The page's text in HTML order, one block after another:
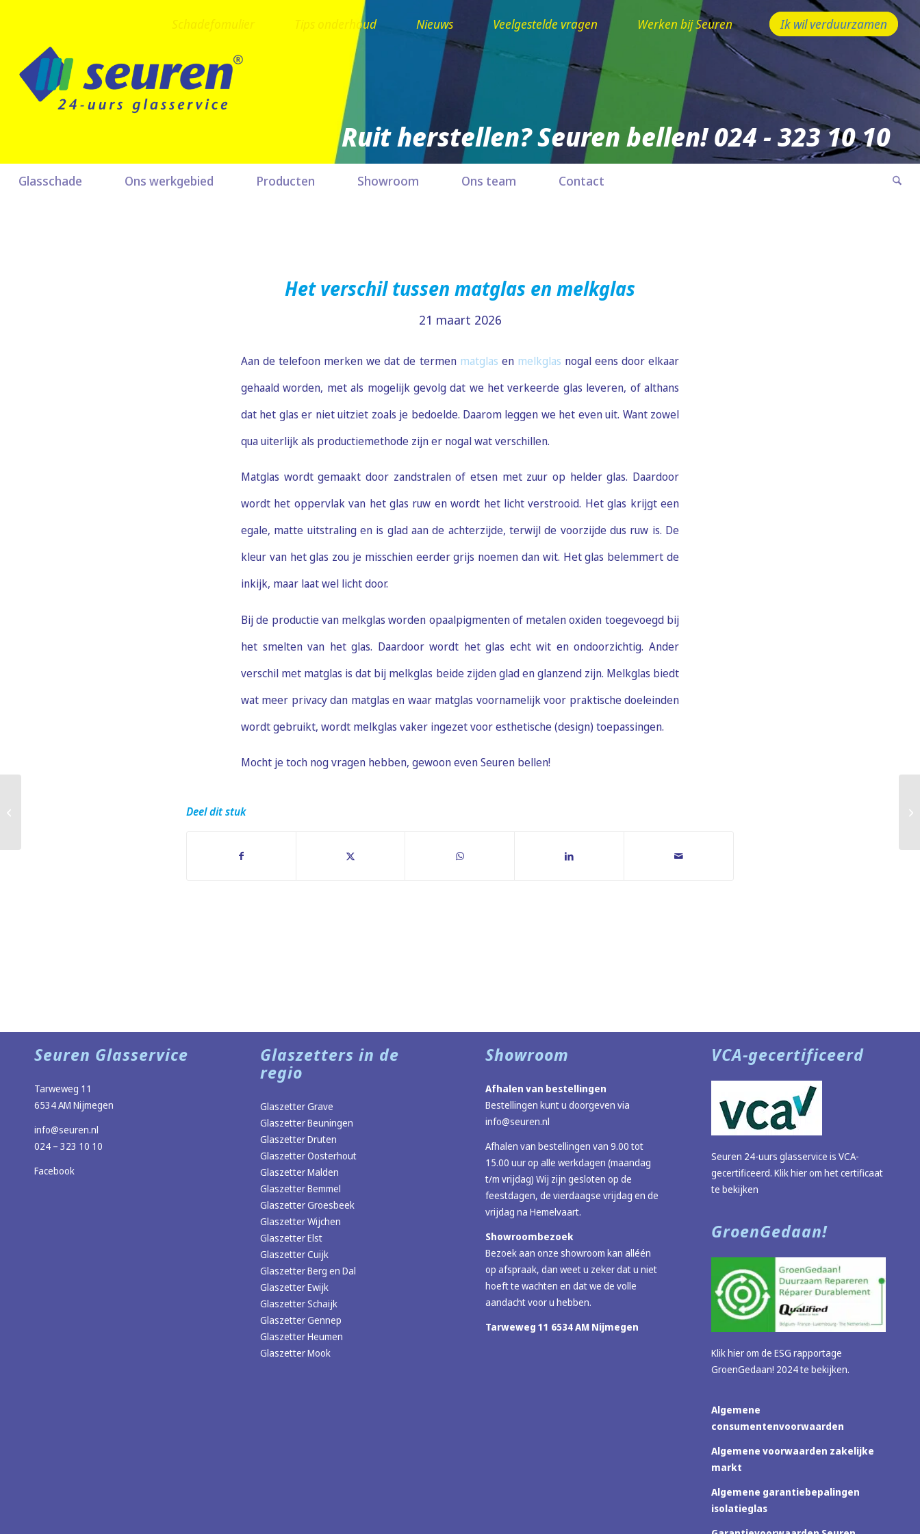
Schadefomulier Tips onderhoud Nieuws Veelgestelde vragen Werken bij Seuren Ik wil verduurzamen
Ruit herstellen? Seuren bellen! 024 - 323 10 10
Glasschade Ons werkgebied Producten Showroom Ons team Contact
Het verschil tussen matglas en melkglas
21 maart 2026
Aan de telefoon merken we dat de termen matglas en melkglas nogal eens door elkaar
gehaald worden, met als mogelijk gevolg dat we het verkeerde glas leveren, of althans
dat het glas er niet uitziet zoals je bedoelde. Daarom leggen we het even uit. Want zowel
qua uiterlijk als productiemethode zijn er nogal wat verschillen.
Matglas wordt gemaakt door zandstralen of etsen met zuur op helder glas. Daardoor
wordt het oppervlak van het glas ruw en wordt het licht verstrooid. Het glas krijgt een
egale, matte uitstraling en is glad aan de achterzijde, terwijl de voorzijde dus ruw is. De
kleur van het glas zou je misschien eerder grijs noemen dan wit. Het glas belemmert de
inkijk, maar laat wel licht door.
Bij de productie van melkglas worden opaalpigmenten of metalen oxiden toegevoegd bij
het smelten van het glas. Daardoor wordt het glas echt wit en ondoorzichtig. Ander
verschil met matglas is dat bij melkglas beide zijden glad en glanzend zijn. Melkglas biedt
wat meer privacy dan matglas en waar matglas voornamelijk voor praktische doeleinden
wordt gebruikt, wordt melkglas vaker ingezet voor esthetische (design) toepassingen.
Mocht je toch nog vragen hebben, gewoon even Seuren bellen!
Deel dit stuk
Seuren Glasservice
Tarweweg 11
6534 AM Nijmegen
info@seuren.nl
024 – 323 10 10
Facebook
Glaszetters in de
regio
Glaszetter Grave
Glaszetter Beuningen
Glaszetter Druten
Glaszetter Oosterhout
Glaszetter Malden
Glaszetter Bemmel
Glaszetter Groesbeek
Glaszetter Wijchen
Glaszetter Elst
Glaszetter Cuijk
Glaszetter Berg en Dal
Glaszetter Ewijk
Glaszetter Schaijk
Glaszetter Gennep
Glaszetter Heumen
Glaszetter Mook
Showroom
Afhalen van bestellingen
Bestellingen kunt u doorgeven via
info@seuren.nl
Afhalen van bestellingen van 9.00 tot
15.00 uur op alle werkdagen (maandag
t/m vrijdag) Wij zijn gesloten op de
feestdagen, de vierdaagse vrijdag en de
vrijdag na Hemelvaart.
Showroombezoek
Bezoek aan onze showroom kan alléén
op afspraak, dan weet u zeker dat u niet
hoeft te wachten en dat we de volle
aandacht voor u hebben.
Tarweweg 11 6534 AM Nijmegen
VCA-gecertificeerd
Seuren 24-uurs glasservice is VCA-
gecertificeerd. Klik hier om het certificaat
te bekijken
GroenGedaan!
Klik hier om de ESG rapportage
GroenGedaan! 2024 te bekijken.
Algemene
consumentenvoorwaarden
Algemene voorwaarden zakelijke
markt
Algemene garantiebepalingen
isolatieglas